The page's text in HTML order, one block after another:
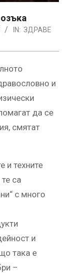
IN: ЗДРАВЕ
и
да се
смятат
и техните
са
с много
и
така е
–